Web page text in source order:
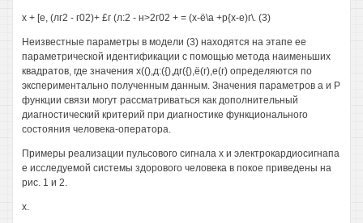
х + [е, (лг2 - г02)+ £г (л:2 - н>2г02 + = (х-ё\а +р{х-е)г\. (3)
Неизвестные параметры в модели (3) находятся на этапе ее
параметрической идентификации с помощью метода наименьших
квадратов, где значения х((),д:({),дг({),ё(г),е(г) определяются по
экспериментально полученным данным. Значения параметров а и Р
функции связи могут рассматриваться как дополнительный
диагностический критерий при диагностике функционального
состояния человека-оператора.
Примеры реализации пульсового сигнала х и электрокардиосигнапа
е исследуемой системы здорового человека в покое приведены на
рис. 1 и 2.
х.